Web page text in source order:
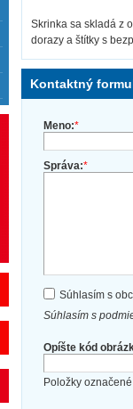
Skrinka sa skladá z
dorazy a štítky s
Kontaktný
Meno:*
Správa:*
Súhlasím s
Súhlasím s
Opíšte kód
Položky